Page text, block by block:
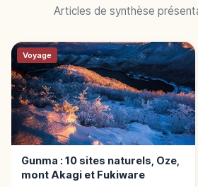
Articles de synthèse
Voyage
Gunma : 10 sites naturels, Oze,
mont Akagi et Fukiware